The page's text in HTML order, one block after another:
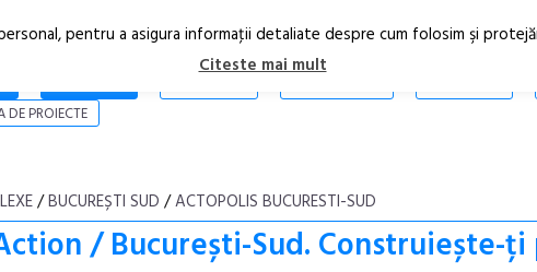
ARTICOLE
DE PROIECTE
/BUCUREȘTI SUD /ACTOPOLIS BUCURESTI-SUD
/ București-Sud. Construiește-
pentru a asigura informaţii detaliate despre cum folosim şi
Citeste mai mult